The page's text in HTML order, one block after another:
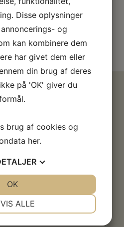
Disse oplysninger
og
kan kombinere dem
har givet dem eller
din brug af deres
på 'OK' giver du
brug af cookies og
her.
ALLE
OK